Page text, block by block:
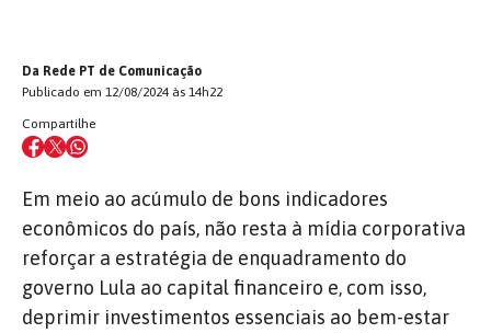
Da Rede PT de Comunicação
Publicado em 12/08/2024 às 14h22
Compartilhe
Em meio ao acúmulo de bons indicadores
econômicos do país, não resta à mídia corporativa
reforçar a estratégia de enquadramento do
governo Lula ao capital financeiro e, com isso,
deprimir investimentos essenciais ao bem-estar